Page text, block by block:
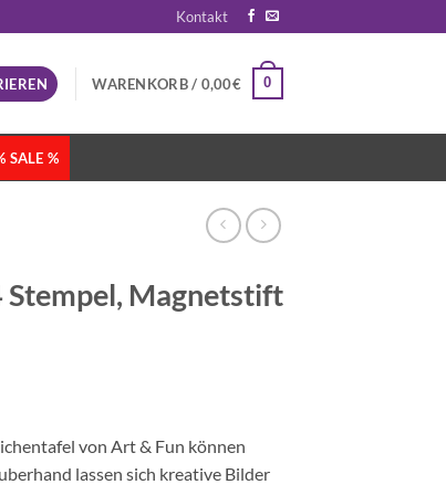
Kontakt
WARENKORB / 0,00€ 0
SALE %
Stempel, Magnetstift
von Art & Fun können
lassen sich kreative Bilder